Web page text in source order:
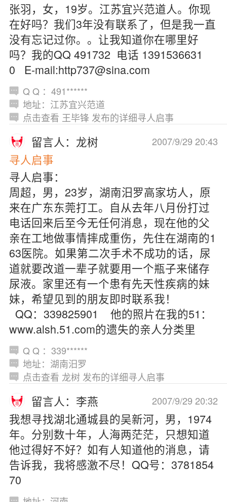
张羽，女，19岁。江苏宜兴范道人。你现
在好吗？我们3年没有联系了，但是我一直
没有忘记过你。。让我知道你在哪里好
吗？我的QQ 491732 电话 1391536631
0 E-mail:http737@sina.com
Q Q ：491******
地址：江苏宜兴范道
点击查看 王毕锋 发布的详细寻人启事
2007/9/29 20:43
留言人：龙树
寻人启事
寻人启事：
周超，男，23岁，湖南汨罗高家坊人，原
来在广东东莞打工。自从去年八月份打过
电话回来后至今无任何消息，现在他的父
亲在工地做事情摔成重伤，先住在湖南的1
63医院。如果第二次手术不成功的话，尿
道就要改道一辈子就要用一个瓶子来储存
尿液。家里还有一个患有先天性疾病的妹
妹，希望见到的朋友即时联系我！
QQ：339825901 他的照片在我的51：
www.alsh.51.com的遗失的亲人分类里
Q Q ：339******
地址：湖南汨罗
点击查看 龙树 发布的详细寻人启事
2007/9/29 20:32
留言人：李燕
我想寻找湖北通城县的吴新河，男，1974
年。分别数十年，人海两茫茫，只想知道
他过得好不好？如有人知道他的消息，请
告诉我，我将感激不尽！QQ号：3781854
70